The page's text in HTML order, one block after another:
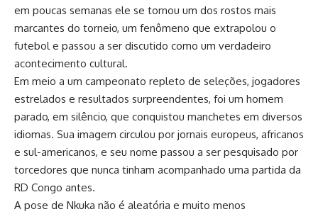
em poucas semanas ele se tornou um dos rostos mais
marcantes do torneio, um fenômeno que extrapolou o
futebol e passou a ser discutido como um verdadeiro
acontecimento cultural.
Em meio a um campeonato repleto de seleções, jogadores
estrelados e resultados surpreendentes, foi um homem
parado, em silêncio, que conquistou manchetes em diversos
idiomas. Sua imagem circulou por jornais europeus, africanos
e sul-americanos, e seu nome passou a ser pesquisado por
torcedores que nunca tinham acompanhado uma partida da
RD Congo antes.
A pose de Nkuka não é aleatória e muito menos